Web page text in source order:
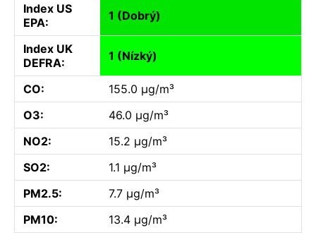
Index US
EPA:
1 (Dobrý)
Index UK
DEFRA:
1 (Nízký)
CO:
155.0 µg/m³
O3:
46.0 µg/m³
NO2:
15.2 µg/m³
SO2:
1.1 µg/m³
PM2.5:
7.7 µg/m³
PM10:
13.4 µg/m³